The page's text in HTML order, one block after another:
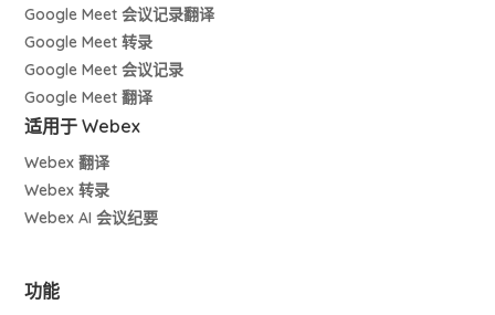
Google Meet 会议记录翻译
Google Meet 转录
Google Meet 会议记录
Google Meet 翻译
适用于 Webex
Webex 翻译
Webex 转录
Webex AI 会议纪要
功能